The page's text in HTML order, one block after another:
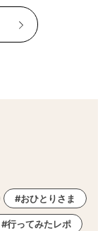
おひとりさま
行ってみたレポ